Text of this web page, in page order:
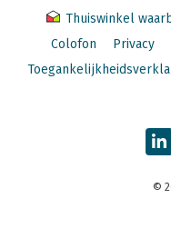
Thuiswinkel
Colofon
Privacy
©